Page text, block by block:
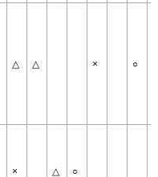
△ △ × ○
× △ ○